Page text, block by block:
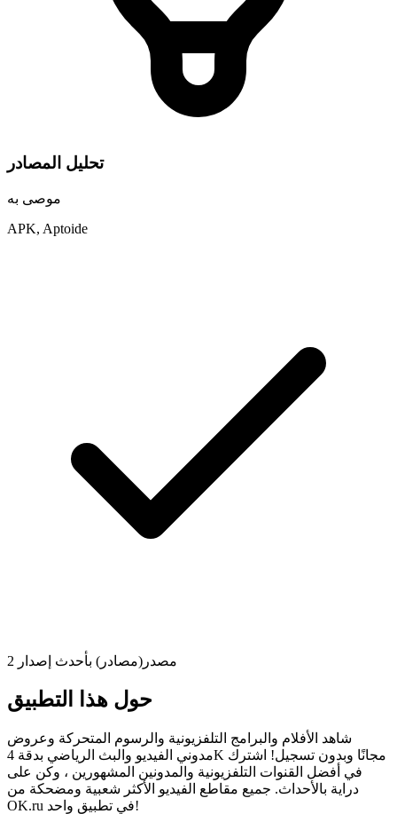
تحليل المصادر
موصى به
APK, Aptoide
2 مصدر(مصادر) بأحدث إصدار
حول هذا التطبيق
شاهد الأفلام والبرامج التلفزيونية والرسوم المتحركة وعروض
مدوني الفيديو والبث الرياضي بدقة 4K مجانًا وبدون تسجيل! اشترك
في أفضل القنوات التلفزيونية والمدونين المشهورين ، وكن على
دراية بالأحداث. جميع مقاطع الفيديو الأكثر شعبية ومضحكة من
OK.ru في تطبيق واحد!